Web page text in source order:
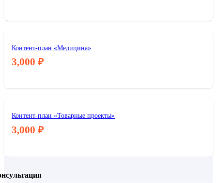
Контент-план «Медицина»
3,000 ₽
Контент-план «Товарные проекты»
3,000 ₽